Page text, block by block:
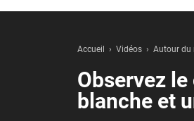
Accueil Vidéos Autour du
Observez
blanche et